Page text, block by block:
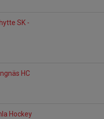
SK -
HC
Hockey